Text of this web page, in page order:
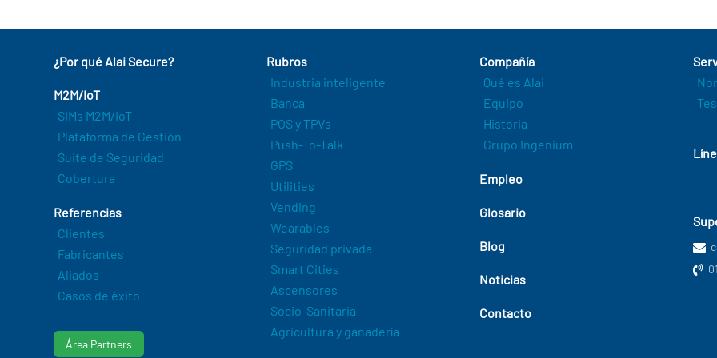
¿Por qué Alai Secure?
M2M/IoT
SIMs M2M/IoT
Plataforma de Gestión
Suite de Seguridad
Cobertura
Referencias
Clientes
Fabricantes
Aliados
Casos de éxito
Área Partners
Rubros
Industria inteligente
Banca
POS y TPVs
Push-To-Talk
GPS
Utilities
Vending
Wearables
Seguridad privada
Smart Cities
Ascensores
Socio-Sanitaria
Agricultura y ganadería
Compañía
Qué es Alai
Equipo
Historia
Grupo Ingenium
Empleo
Glosario
Blog
Noticias
Contacto